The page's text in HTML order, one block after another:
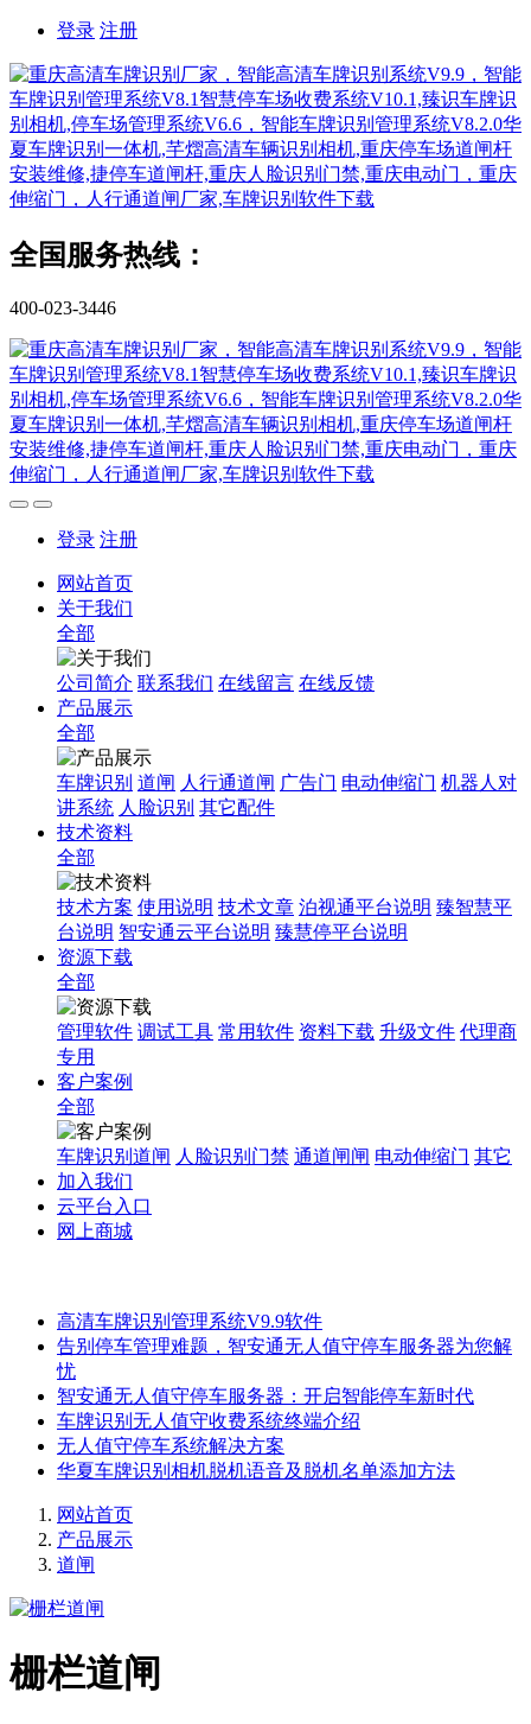
登录 注册
全国服务热线：
400-023-3446
登录 注册
网站首页
关于我们
全部
公司简介 联系我们 在线留言 在线反馈
产品展示
全部
车牌识别 道闸 人行通道闸 广告门 电动伸缩门 机器人对
讲系统 人脸识别 其它配件
技术资料
全部
技术方案 使用说明 技术文章 泊视通平台说明 臻智慧平
台说明 智安通云平台说明 臻慧停平台说明
资源下载
全部
管理软件 调试工具 常用软件 资料下载 升级文件 代理商
专用
客户案例
全部
车牌识别道闸 人脸识别门禁 通道闸闸 电动伸缩门 其它
加入我们
云平台入口
网上商城
高清车牌识别管理系统V9.9软件
告别停车管理难题，智安通无人值守停车服务器为您解
忧
智安通无人值守停车服务器：开启智能停车新时代
车牌识别无人值守收费系统终端介绍
无人值守停车系统解决方案
华夏车牌识别相机脱机语音及脱机名单添加方法
网站首页
产品展示
道闸
栅栏道闸